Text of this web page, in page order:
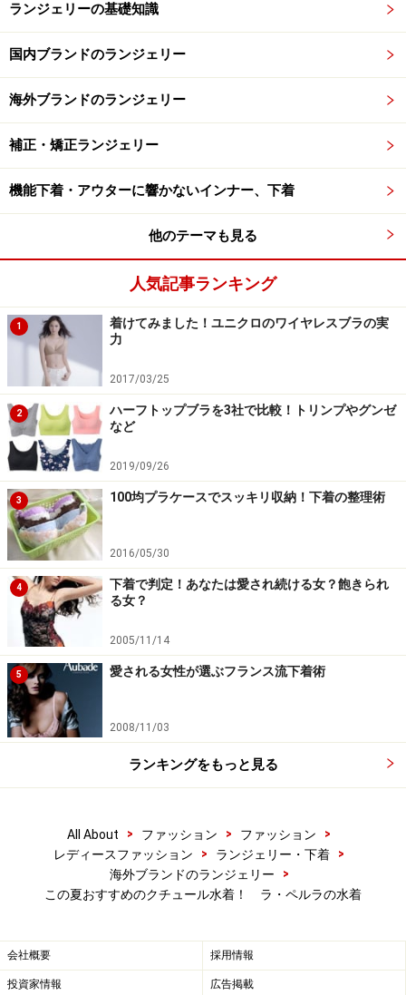
ランジェリーの基礎知識
国内ブランドのランジェリー
海外ブランドのランジェリー
補正・矯正ランジェリー
機能下着・アウターに響かないインナー、下着
他のテーマも見る
人気記事ランキング
1
着けてみました！ユニクロのワイヤレスブラの実
力
2017/03/25
2
ハーフトップブラを3社で比較！トリンプやグンゼ
など
2019/09/26
3 100均プラケースでスッキリ収納！下着の整理術
2016/05/30
4
下着で判定！あなたは愛され続ける女？飽きられ
る女？
2005/11/14
5 愛される女性が選ぶフランス流下着術
2008/11/03
ランキングをもっと見る
All About > ファッション > ファッション
>
レディースファッション
> ランジェリー・下着
>
海外ブランドのランジェリー
>
この夏おすすめのクチュール水着！ ラ・ペルラの水着
会社概要 採用情報
投資家情報 広告掲載